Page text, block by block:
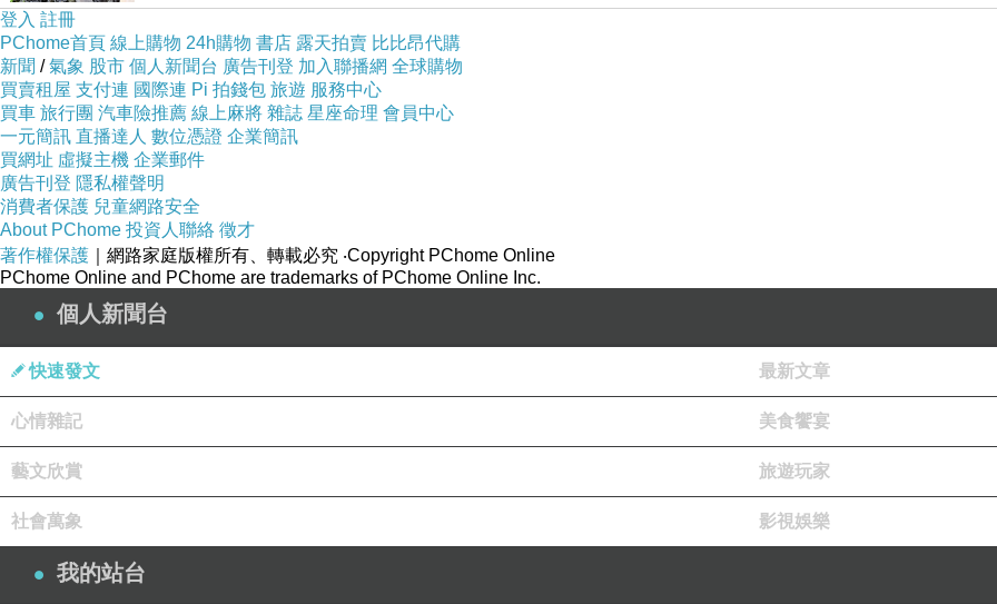
登入 註冊
PChome首頁 線上購物 24h購物 書店 露天拍賣 比比昂代購
新聞 /氣象 股市 個人新聞台 廣告刊登 加入聯播網 全球購物
買賣租屋 支付連 國際連 Pi 拍錢包 旅遊 服務中心
買車 旅行團 汽車險推薦 線上麻將 雜誌 星座命理 會員中心
一元簡訊 直播達人 數位憑證 企業簡訊
買網址 虛擬主機 企業郵件
廣告刊登 隱私權聲明
消費者保護 兒童網路安全
About PChome 投資人聯絡 徵才
著作權保護 ｜網路家庭版權所有、轉載必究 ‧Copyright PChome Online
PChome Online and PChome are trademarks of PChome Online Inc.
個人新聞台
快速發文 最新文章
心情雜記 美食饗宴
藝文欣賞 旅遊玩家
社會萬象 影視娛樂
我的站台